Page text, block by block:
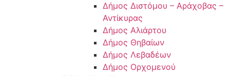
Δήμος Διστόμου – Αράχοβας –
Αντίκυρας
Δήμος Αλιάρτου
Δήμος Θηβαίων
Δήμος Λεβαδέων
Δήμος Ορχομενού